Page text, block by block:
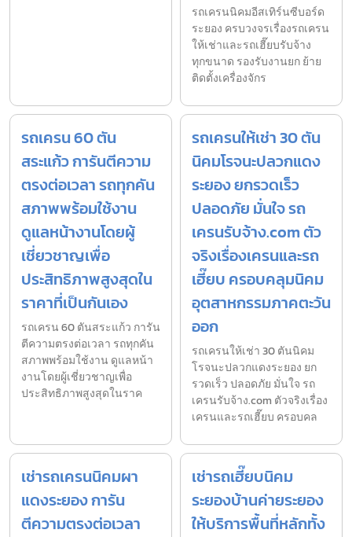
รถเครนนิคมอีสเทิร์นซีบอร์ด
ระยอง ครบวงจรเรื่องรถเครน
ให้เช่าและรถเฮี๊ยบรับจ้าง
ทุกขนาด รองรับงานยก ย้าย
ติดตั้งเครื่องจักร
รถเครน 60 ตัน
สระแก้ว การันตีความ
ตรงต่อเวลา รถทุกคัน
สภาพพร้อมใช้งาน
ดูแลหน้างานโดยผู้
เชี่ยวชาญเพื่อ
ประสิทธิภาพสูงสุดใน
ราคาที่เป็นกันเอง
รถเครน 60 ตันสระแก้ว การัน
ตีความตรงต่อเวลา รถทุกคัน
สภาพพร้อมใช้งาน ดูแลหน้า
งานโดยผู้เชี่ยวชาญเพื่อ
ประสิทธิภาพสูงสุดในราค
รถเครนให้เช่า 30 ตัน
นิคมโรจนะปลวกแดง
ระยอง ยกรวดเร็ว
ปลอดภัย มั่นใจ รถ
เครนรับจ้าง.com ตัว
จริงเรื่องเครนและรถ
เฮี๊ยบ ครอบคลุมนิคม
อุตสาหกรรมภาคตะวัน
ออก
รถเครนให้เช่า 30 ตันนิคม
โรจนะปลวกแดงระยอง ยก
รวดเร็ว ปลอดภัย มั่นใจ รถ
เครนรับจ้าง.com ตัวจริงเรื่อง
เครนและรถเฮี๊ยบ ครอบคล
เช่ารถเครนนิคมผา
แดงระยอง การัน
ตีความตรงต่อเวลา
เช่ารถเฮี๊ยบนิคม
ระยองบ้านค่ายระยอง
ให้บริการพื้นที่หลักทั้ง